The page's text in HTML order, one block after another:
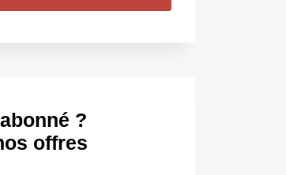
?
offres